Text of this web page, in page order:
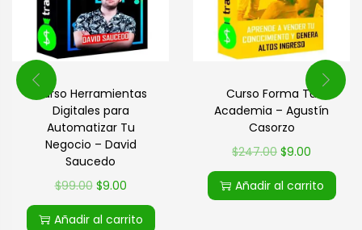
Curso Herramientas
Digitales para
Automatizar Tu
Negocio – David
Saucedo
$99.00 $9.00
Añadir al carrito
Curso Forma Tu
Academia – Agustín
Casorzo
$247.00 $9.00
Añadir al carrito